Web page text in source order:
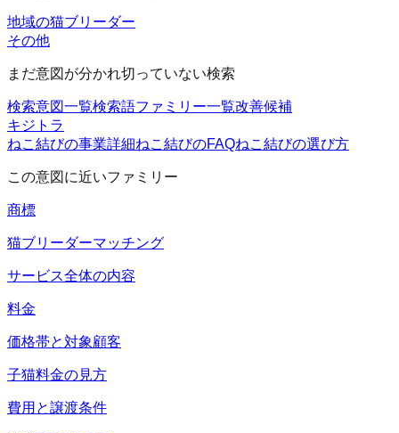
地域の猫ブリーダー
その他
まだ意図が分かれ切っていない検索
検索意図一覧検索語ファミリー一覧改善候補
キジトラ
ねこ結びの事業詳細ねこ結びのFAQねこ結びの選び方
この意図に近いファミリー
商標
猫ブリーダーマッチング
サービス全体の内容
料金
価格帯と対象顧客
子猫料金の見方
費用と譲渡条件